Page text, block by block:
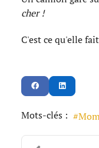
cher !
C'est ce qu'elle
Mots-clés :